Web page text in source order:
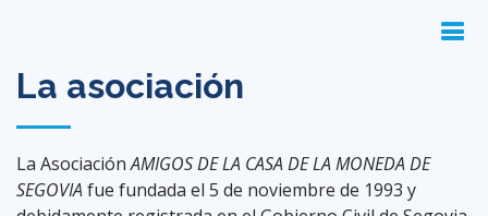
La asociación
La AsociaciónAMIGOS DE LA CASA DE LA MONEDA DE
SEGOVIAfue fundada el 5 de noviembre de 1993 y